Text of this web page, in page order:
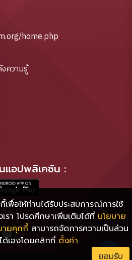
เพื่อให้ท่านได้รับประสบการณ์การใช้
รา โปรดศึกษาเพิ่มเติมได้ที่ นโยบาย
ายคุกกี้ สามารถจัดการความเป็นส่วน
เองโดยคลิกที่ ตั้งค่า
ยอมรับ
home.php
ความรู้
แอปพลิเคชัน :